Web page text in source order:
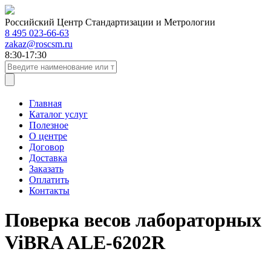
Российский Центр Стандартизации и Метрологии
8 495 023-66-63
zakaz@roscsm.ru
8:30-17:30
Главная
Каталог услуг
Полезное
О центре
Договор
Доставка
Заказать
Оплатить
Контакты
Поверка весов лабораторных
ViBRA ALE-6202R